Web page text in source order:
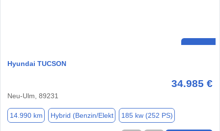
Hyundai TUCSON
34.985 €
Neu-Ulm, 89231
14.990 km Hybrid (Benzin/Elekt 185 kw (252 PS)